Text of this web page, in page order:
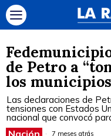
de Petro a
los municipios
Las declaraciones de
tensiones con Estados
nacional que convocó
Nación 7 meses atrás